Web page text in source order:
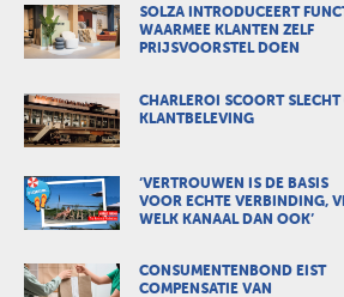
SOLZA INTRODUCEERT
WAARMEE KLANTEN ZELF
PRIJSVOORSTEL DOEN
CHARLEROI SCOORT SLECHT
KLANTBELEVING
‘VERTROUWEN IS DE BASIS
VOOR ECHTE VERBINDING,
WELK KANAAL DAN OOK’
CONSUMENTENBOND EIST
COMPENSATIE VAN